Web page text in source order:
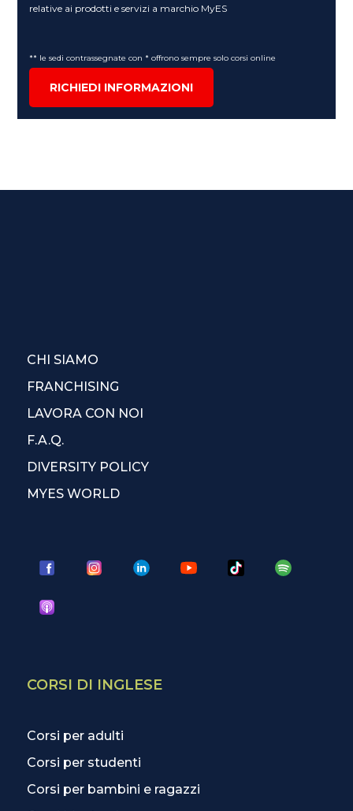
relative ai prodotti e servizi a marchio MyES
** le sedi contrassegnate con * offrono sempre solo corsi online
RICHIEDI INFORMAZIONI
CHI SIAMO
FRANCHISING
LAVORA CON NOI
F.A.Q.
DIVERSITY POLICY
MYES WORLD
CORSI DI INGLESE
Corsi per adulti
Corsi per studenti
Corsi per bambini e ragazzi